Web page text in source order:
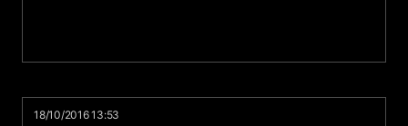
18/10/2016 13:53